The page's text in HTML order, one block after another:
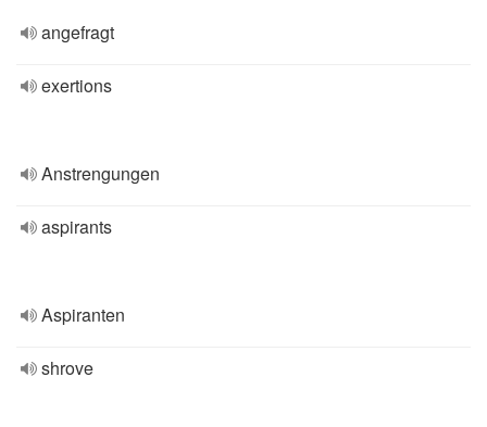
angefragt
exertions
Anstrengungen
aspirants
Aspiranten
shrove